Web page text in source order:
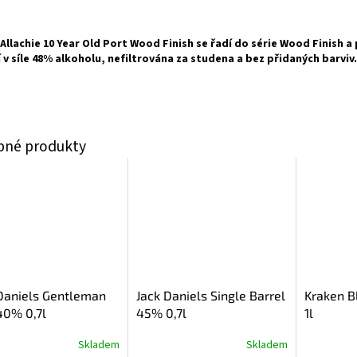
10 Year Old Port Wood Finish se řadí do série Wood Finish
v síle 48% alkoholu, nefiltrována za studena a bez přidaných barviv.
Gentleman
0,7l
Skladem
Jack Daniels Single Barrel
45% 0,7l
Skladem
Kraken
1l